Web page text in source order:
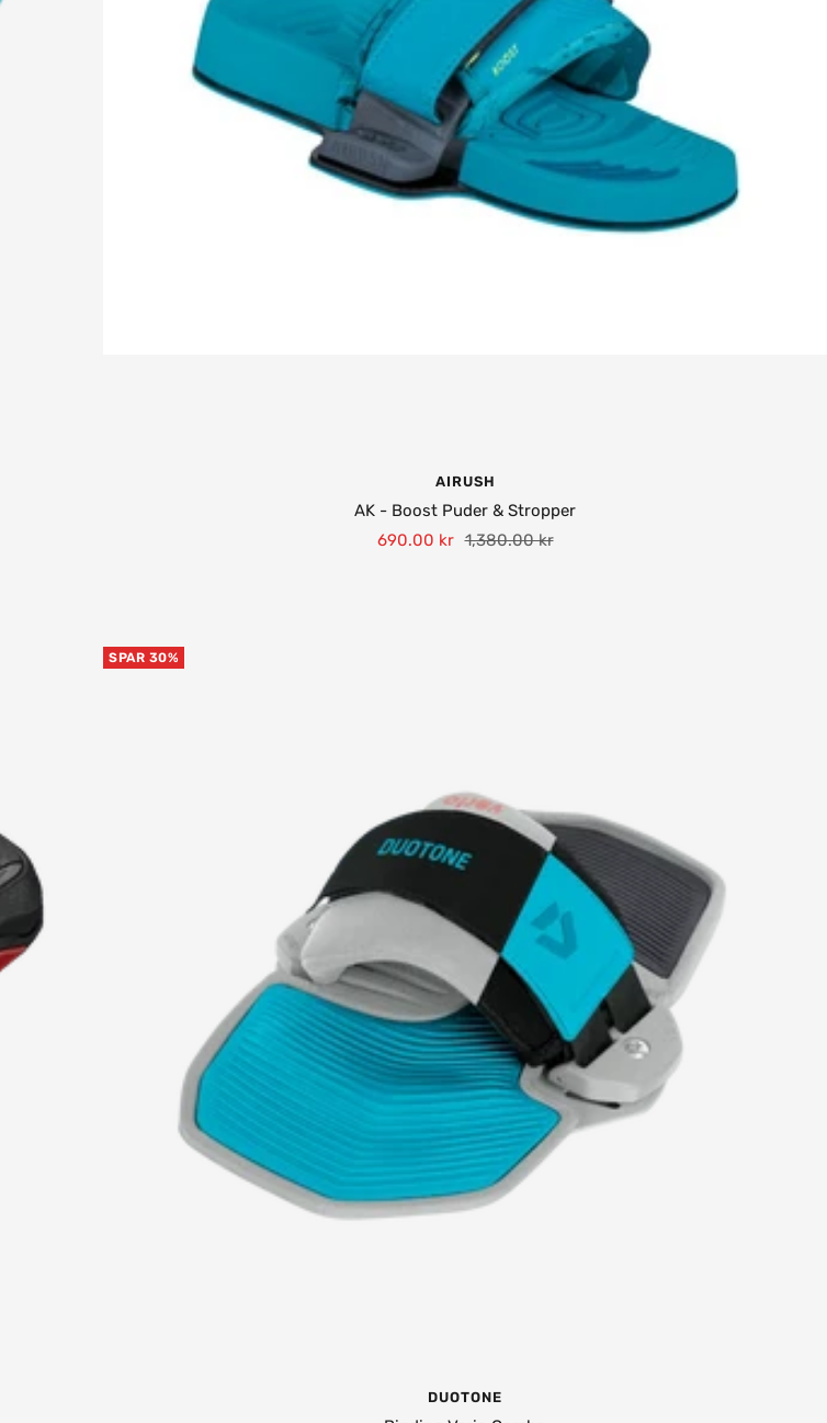
AIRUSH
AK - Boost Puder & Stropper
Tilbudspris
690.00 kr Normalpris
1,380.00 kr
SPAR 30%
DUOTONE